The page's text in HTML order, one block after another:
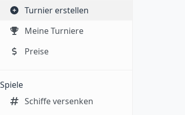
Turnier erstellen
Meine Turniere
Preise
Spiele
Schiffe versenken